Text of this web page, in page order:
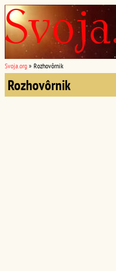
Svoja.org » Rozhovôrnik
Rozhovôrnik